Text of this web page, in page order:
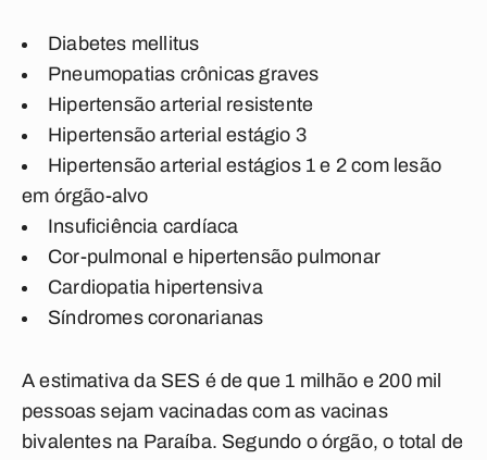
Diabetes mellitus
Pneumopatias crônicas graves
Hipertensão arterial resistente
Hipertensão arterial estágio 3
Hipertensão arterial estágios 1 e 2 com lesão
em órgão-alvo
Insuficiência cardíaca
Cor-pulmonal e hipertensão pulmonar
Cardiopatia hipertensiva
Síndromes coronarianas
A estimativa da SES é de que 1 milhão e 200 mil
pessoas sejam vacinadas com as vacinas
bivalentes na Paraíba. Segundo o órgão, o total de